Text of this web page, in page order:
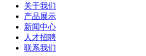
关于我们
产品展示
新闻中心
人才招聘
联系我们